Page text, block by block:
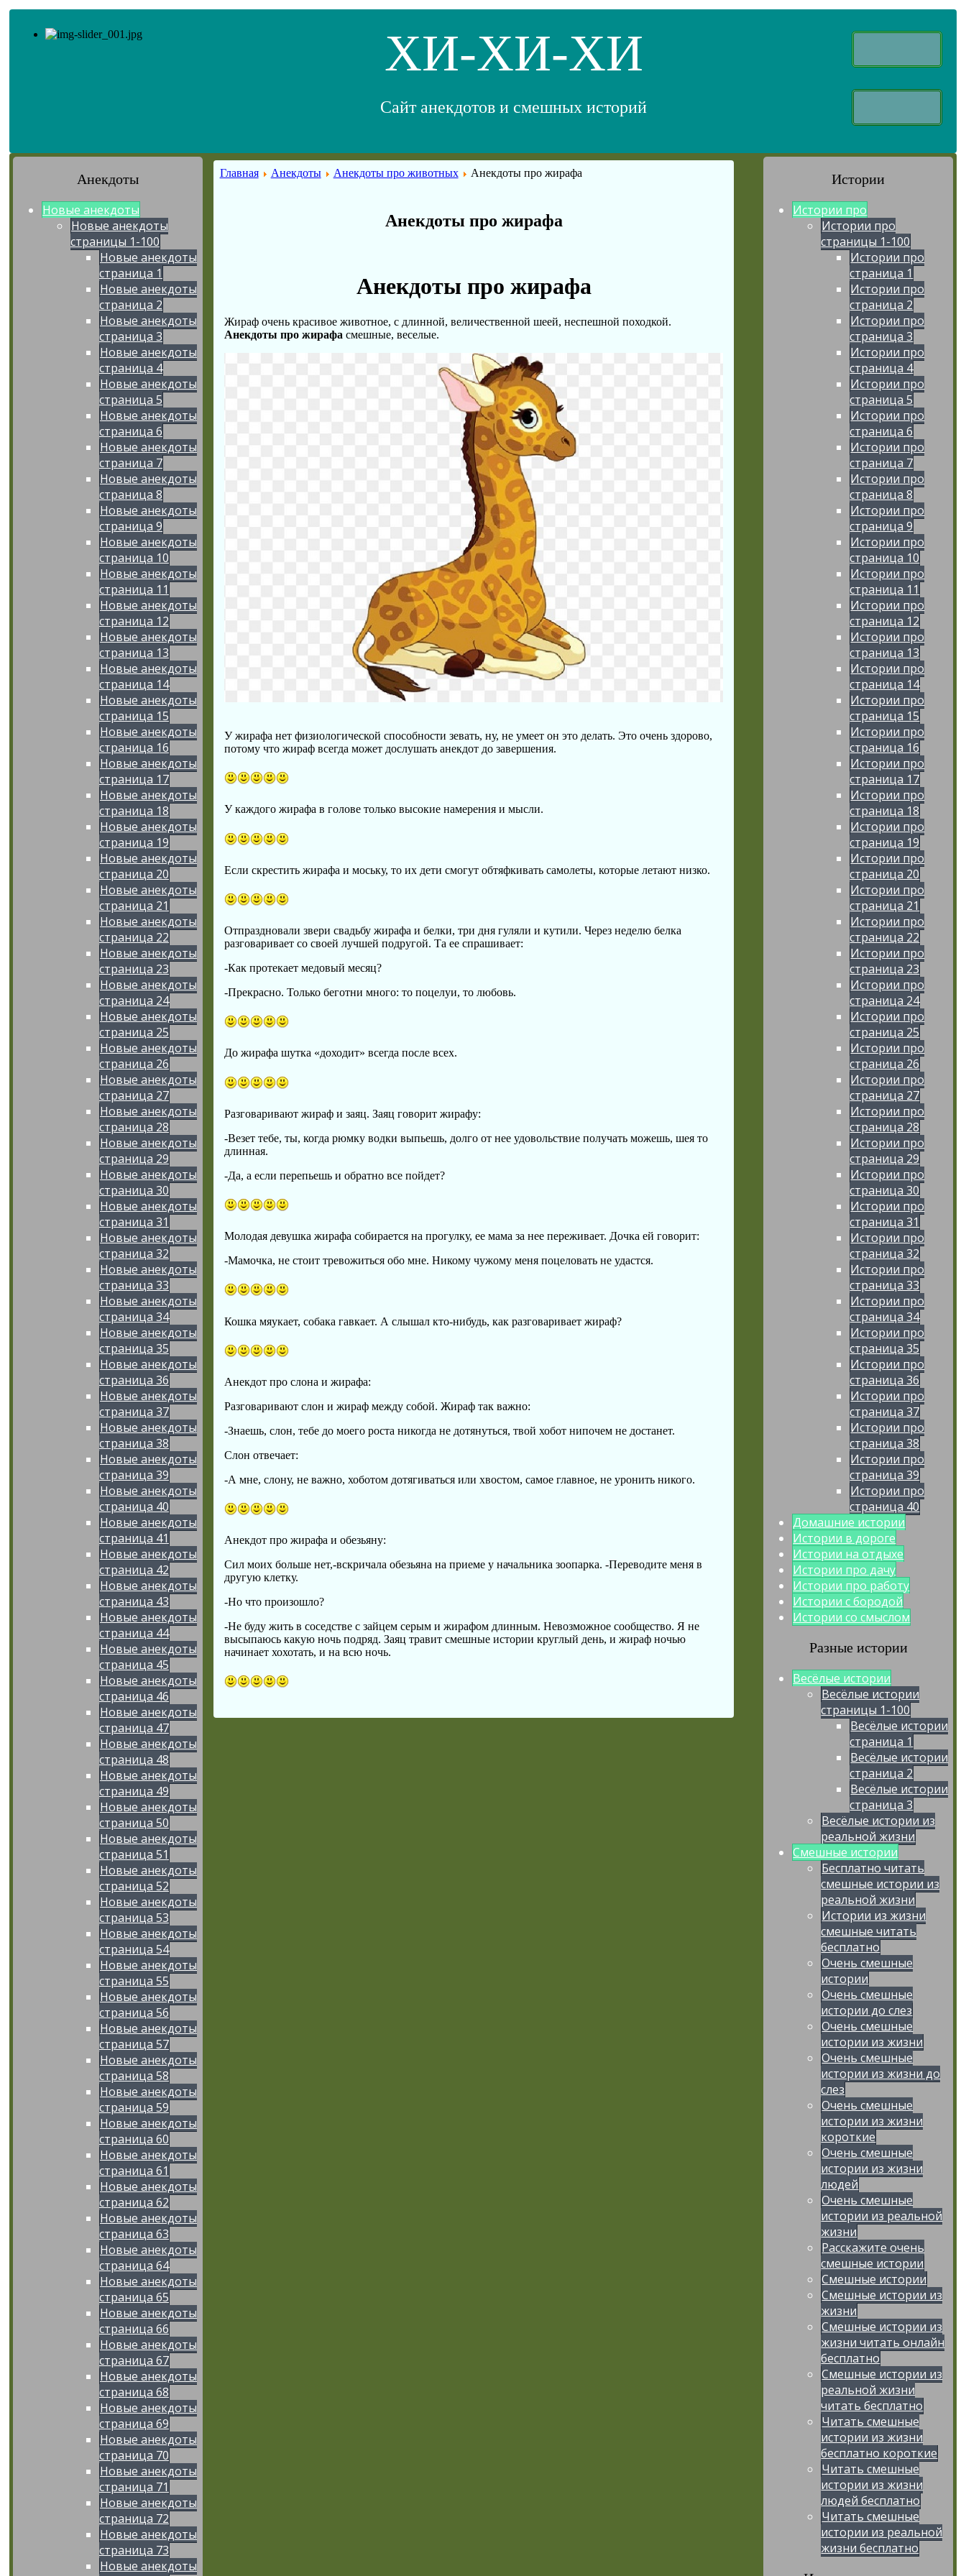
ХИ-ХИ-ХИ
Сайт анекдотов и смешных историй
Анекдоты
Новые анекдоты
Новые анекдоты
страницы 1-100
Новые анекдоты
страница 1
Новые анекдоты
страница 2
Новые анекдоты
страница 3
Новые анекдоты
страница 4
Новые анекдоты
страница 5
Новые анекдоты
страница 6
Новые анекдоты
страница 7
Новые анекдоты
страница 8
Новые анекдоты
страница 9
Новые анекдоты
страница 10
Новые анекдоты
страница 11
Новые анекдоты
страница 12
Новые анекдоты
страница 13
Новые анекдоты
страница 14
Новые анекдоты
страница 15
Новые анекдоты
страница 16
Новые анекдоты
страница 17
Новые анекдоты
страница 18
Новые анекдоты
страница 19
Новые анекдоты
страница 20
Новые анекдоты
страница 21
Новые анекдоты
страница 22
Новые анекдоты
страница 23
Новые анекдоты
страница 24
Новые анекдоты
страница 25
Новые анекдоты
страница 26
Новые анекдоты
страница 27
Новые анекдоты
страница 28
Новые анекдоты
страница 29
Новые анекдоты
страница 30
Новые анекдоты
страница 31
Новые анекдоты
страница 32
Новые анекдоты
страница 33
Новые анекдоты
страница 34
Новые анекдоты
страница 35
Новые анекдоты
страница 36
Новые анекдоты
страница 37
Новые анекдоты
страница 38
Новые анекдоты
страница 39
Новые анекдоты
страница 40
Новые анекдоты
страница 41
Новые анекдоты
страница 42
Новые анекдоты
страница 43
Новые анекдоты
страница 44
Новые анекдоты
страница 45
Новые анекдоты
страница 46
Новые анекдоты
страница 47
Новые анекдоты
страница 48
Новые анекдоты
страница 49
Новые анекдоты
страница 50
Новые анекдоты
страница 51
Новые анекдоты
страница 52
Новые анекдоты
страница 53
Новые анекдоты
страница 54
Новые анекдоты
страница 55
Новые анекдоты
страница 56
Новые анекдоты
страница 57
Новые анекдоты
страница 58
Новые анекдоты
страница 59
Новые анекдоты
страница 60
Новые анекдоты
страница 61
Новые анекдоты
страница 62
Новые анекдоты
страница 63
Новые анекдоты
страница 64
Новые анекдоты
страница 65
Новые анекдоты
страница 66
Новые анекдоты
страница 67
Новые анекдоты
страница 68
Новые анекдоты
страница 69
Новые анекдоты
страница 70
Новые анекдоты
страница 71
Новые анекдоты
страница 72
Новые анекдоты
страница 73
Новые анекдоты
Главная Анекдоты Анекдоты про животных Анекдоты про жирафа
Анекдоты про жирафа
Анекдоты про жирафа
Жираф очень красивое животное, с длинной, величественной шеей, неспешной походкой.
Анекдоты про жирафа смешные, веселые.
У жирафа нет физиологической способности зевать, ну, не умеет он это делать. Это очень здорово,
потому что жираф всегда может дослушать анекдот до завершения.
У каждого жирафа в голове только высокие намерения и мысли.
Если скрестить жирафа и моську, то их дети смогут обтяфкивать самолеты, которые летают низко.
Отпраздновали звери свадьбу жирафа и белки, три дня гуляли и кутили. Через неделю белка
разговаривает со своей лучшей подругой. Та ее спрашивает:
-Как протекает медовый месяц?
-Прекрасно. Только беготни много: то поцелуи, то любовь.
До жирафа шутка «доходит» всегда после всех.
Разговаривают жираф и заяц. Заяц говорит жирафу:
-Везет тебе, ты, когда рюмку водки выпьешь, долго от нее удовольствие получать можешь, шея то
длинная.
-Да, а если перепьешь и обратно все пойдет?
Молодая девушка жирафа собирается на прогулку, ее мама за нее переживает. Дочка ей говорит:
-Мамочка, не стоит тревожиться обо мне. Никому чужому меня поцеловать не удастся.
Кошка мяукает, собака гавкает. А слышал кто-нибудь, как разговаривает жираф?
Анекдот про слона и жирафа:
Разговаривают слон и жираф между собой. Жираф так важно:
-Знаешь, слон, тебе до моего роста никогда не дотянуться, твой хобот нипочем не достанет.
Слон отвечает:
-А мне, слону, не важно, хоботом дотягиваться или хвостом, самое главное, не уронить никого.
Анекдот про жирафа и обезьяну:
Сил моих больше нет,-вскричала обезьяна на приеме у начальника зоопарка. -Переводите меня в
другую клетку.
-Но что произошло?
-Не буду жить в соседстве с зайцем серым и жирафом длинным. Невозможное сообщество. Я не
высыпаюсь какую ночь подряд. Заяц травит смешные истории круглый день, и жираф ночью
начинает хохотать, и на всю ночь.
Истории
Истории про
Истории про
страницы 1-100
Истории про
страница 1
Истории про
страница 2
Истории про
страница 3
Истории про
страница 4
Истории про
страница 5
Истории про
страница 6
Истории про
страница 7
Истории про
страница 8
Истории про
страница 9
Истории про
страница 10
Истории про
страница 11
Истории про
страница 12
Истории про
страница 13
Истории про
страница 14
Истории про
страница 15
Истории про
страница 16
Истории про
страница 17
Истории про
страница 18
Истории про
страница 19
Истории про
страница 20
Истории про
страница 21
Истории про
страница 22
Истории про
страница 23
Истории про
страница 24
Истории про
страница 25
Истории про
страница 26
Истории про
страница 27
Истории про
страница 28
Истории про
страница 29
Истории про
страница 30
Истории про
страница 31
Истории про
страница 32
Истории про
страница 33
Истории про
страница 34
Истории про
страница 35
Истории про
страница 36
Истории про
страница 37
Истории про
страница 38
Истории про
страница 39
Истории про
страница 40
Домашние истории
Истории в дороге
Истории на отдыхе
Истории про дачу
Истории про работу
Истории с бородой
Истории со смыслом
Разные истории
Весёлые истории
Весёлые истории
страницы 1-100
Весёлые истории
страница 1
Весёлые истории
страница 2
Весёлые истории
страница 3
Весёлые истории из
реальной жизни
Смешные истории
Бесплатно читать
смешные истории из
реальной жизни
Истории из жизни
смешные читать
бесплатно
Очень смешные
истории
Очень смешные
истории до слез
Очень смешные
истории из жизни
Очень смешные
истории из жизни до
слез
Очень смешные
истории из жизни
короткие
Очень смешные
истории из жизни
людей
Очень смешные
истории из реальной
жизни
Расскажите очень
смешные истории
Смешные истории
Смешные истории из
жизни
Смешные истории из
жизни читать онлайн
бесплатно
Смешные истории из
реальной жизни
читать бесплатно
Читать смешные
истории из жизни
бесплатно короткие
Читать смешные
истории из жизни
людей бесплатно
Читать смешные
истории из реальной
жизни бесплатно